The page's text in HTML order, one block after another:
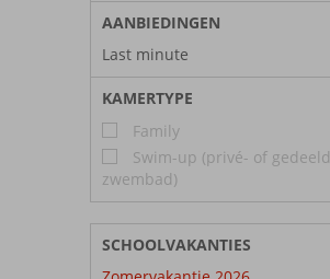
AANBIEDINGEN
Last minute
KAMERTYPE
Family
Swim-up (privé- of gedeeld
zwembad)
SCHOOLVAKANTIES